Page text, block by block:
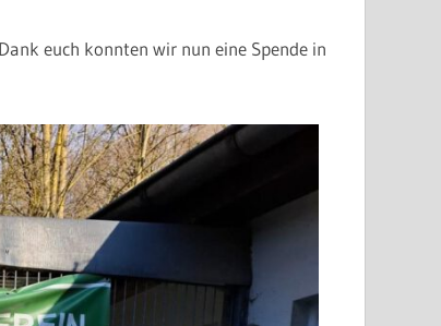
euch konnten wir nun eine Spende in